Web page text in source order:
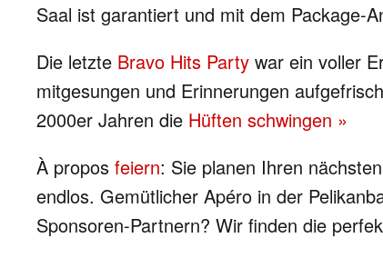
Saal ist garantiert und mit dem Package-
Die letzte Bravo Hits Party war ein voller
mitgesungen und Erinnerungen
2000er Jahren die Hüften schwingen »
À propos feiern: Sie planen Ihren
endlos. Gemütlicher Apéro in der
Sponsoren-Partnern? Wir finden die